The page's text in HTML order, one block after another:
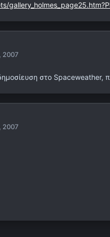
2007
στο Spaceweather,
2007